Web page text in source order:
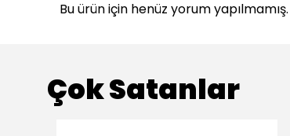
Bu ürün için henüz yorum yapılmamış.
Çok Satanlar